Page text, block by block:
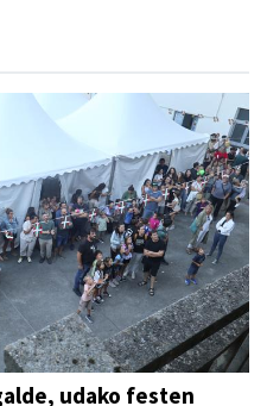
udako festen